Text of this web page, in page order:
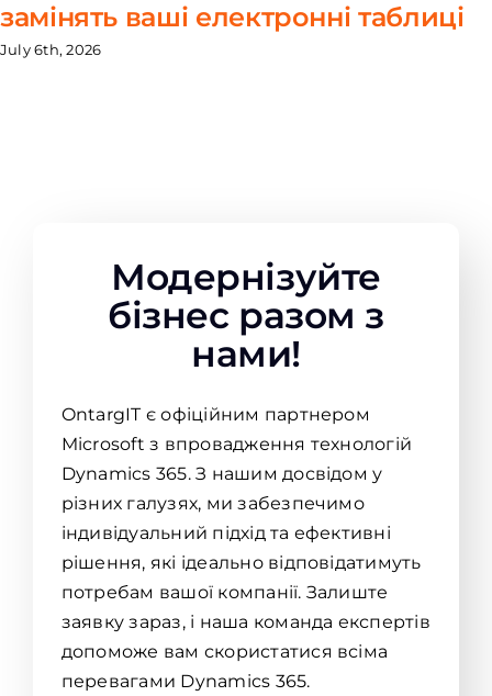
замінять ваші електронні таблиці
July 6th, 2026
Модернізуйте
бізнес разом з
нами!
OntargIT є офіційним партнером
Microsoft з впровадження технологій
Dynamics 365. З нашим досвідом у
різних галузях, ми забезпечимо
індивідуальний підхід та ефективні
рішення, які ідеально відповідатимуть
потребам вашої компанії. Залиште
заявку зараз, і наша команда експертів
допоможе вам скористатися всіма
перевагами Dynamics 365.